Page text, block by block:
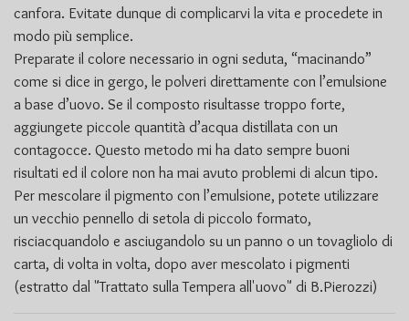
canfora. Evitate dunque di complicarvi la vita e procedete in
modo più semplice.
Preparate il colore necessario in ogni seduta, “macinando”
come si dice in gergo, le polveri direttamente con l’emulsione
a base d’uovo. Se il composto risultasse troppo forte,
aggiungete piccole quantità d’acqua distillata con un
contagocce. Questo metodo mi ha dato sempre buoni
risultati ed il colore non ha mai avuto problemi di alcun tipo.
Per mescolare il pigmento con l’emulsione, potete utilizzare
un vecchio pennello di setola di piccolo formato,
risciacquandolo e asciugandolo su un panno o un tovagliolo di
carta, di volta in volta, dopo aver mescolato i pigmenti
(estratto dal "Trattato sulla Tempera all'uovo" di B.Pierozzi)